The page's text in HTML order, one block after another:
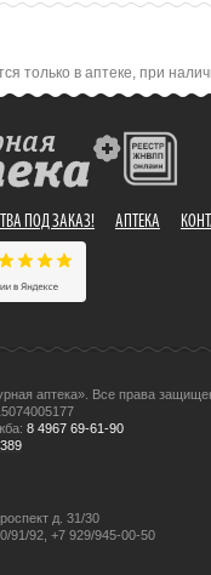
только в аптеке, при
ПОД ЗАКАЗ! АПТЕКА
аптека». Все права
8 4967 69-61-90
д. 31/30
91/92, +7 929/945-00-50